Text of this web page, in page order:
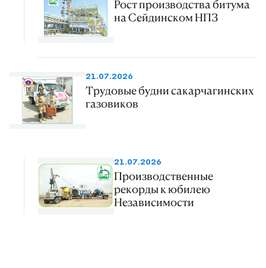
Рост производства битума
на Сейдинском НПЗ
21.07.2026
Трудовые будни сакарчагинских
газовиков
21.07.2026
Производственные
рекорды к юбилею
Независимости